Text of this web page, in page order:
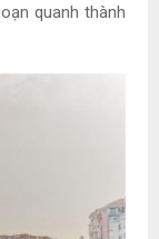
quanh thành